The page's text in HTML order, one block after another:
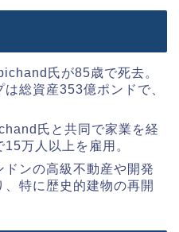
氏が85歳で死去。
総資産353億ポンドで、
氏と共同で家業を経
万人以上を雇用。
ドンの高級不動産や開発
特に歴史的建物の再開